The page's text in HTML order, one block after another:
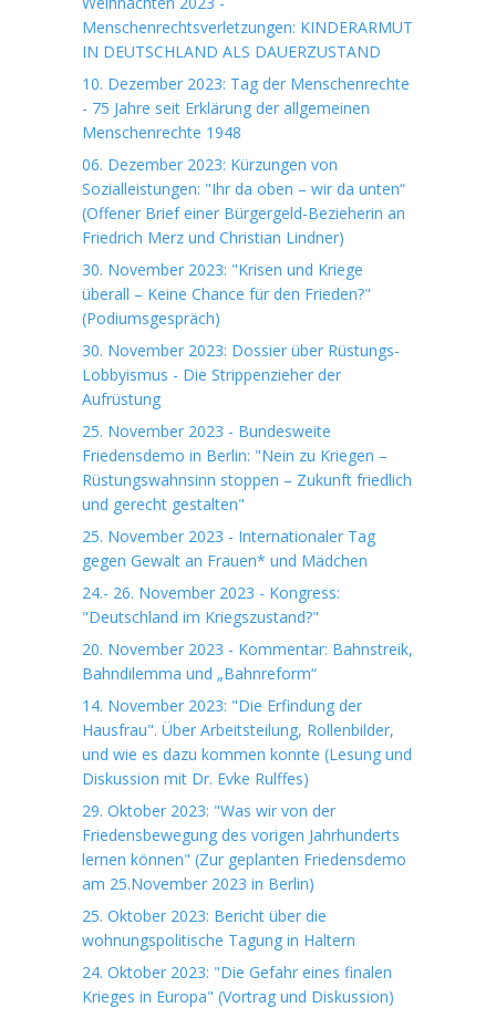
Menschenrechtsverletzungen: KINDERARMUT
IN DEUTSCHLAND ALS DAUERZUSTAND
10. Dezember 2023: Tag der Menschenrechte
- 75 Jahre seit Erklärung der allgemeinen
Menschenrechte 1948
06. Dezember 2023: Kürzungen von
Sozialleistungen: "Ihr da oben – wir da unten“
(Offener Brief einer Bürgergeld-Bezieherin an
Friedrich Merz und Christian Lindner)
30. November 2023: "Krisen und Kriege
überall – Keine Chance für den Frieden?"
(Podiumsgespräch)
30. November 2023: Dossier über Rüstungs-
Lobbyismus - Die Strippenzieher der
Aufrüstung
25. November 2023 - Bundesweite
Friedensdemo in Berlin: "Nein zu Kriegen –
Rüstungswahnsinn stoppen – Zukunft friedlich
und gerecht gestalten"
25. November 2023 - Internationaler Tag
gegen Gewalt an Frauen* und Mädchen
24.- 26. November 2023 - Kongress:
"Deutschland im Kriegszustand?"
20. November 2023 - Kommentar: Bahnstreik,
Bahndilemma und „Bahnreform“
14. November 2023: "Die Erfindung der
Hausfrau". Über Arbeitsteilung, Rollenbilder,
und wie es dazu kommen konnte (Lesung und
Diskussion mit Dr. Evke Rulffes)
29. Oktober 2023: "Was wir von der
Friedensbewegung des vorigen Jahrhunderts
lernen können" (Zur geplanten Friedensdemo
am 25.November 2023 in Berlin)
25. Oktober 2023: Bericht über die
wohnungspolitische Tagung in Haltern
24. Oktober 2023: "Die Gefahr eines finalen
Krieges in Europa" (Vortrag und Diskussion)